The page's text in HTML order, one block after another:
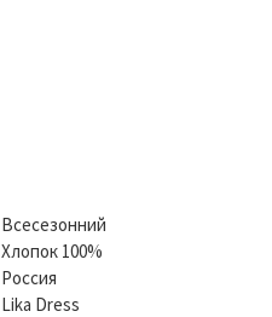
Всесезонний
Хлопок 100%
Россия
Lika Dress